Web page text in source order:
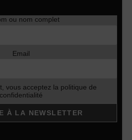
ou nom complet
Email
vous acceptez la politique de
confidentialité